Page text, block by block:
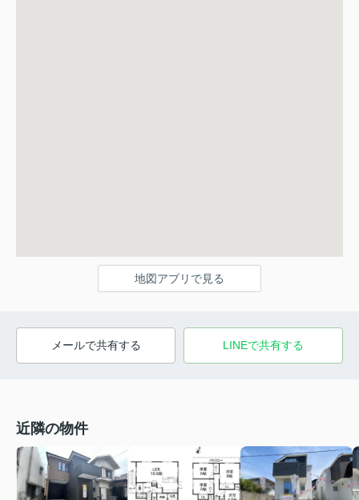
地図アプリで見る
メールで共有する LINEで共有する
近隣の物件